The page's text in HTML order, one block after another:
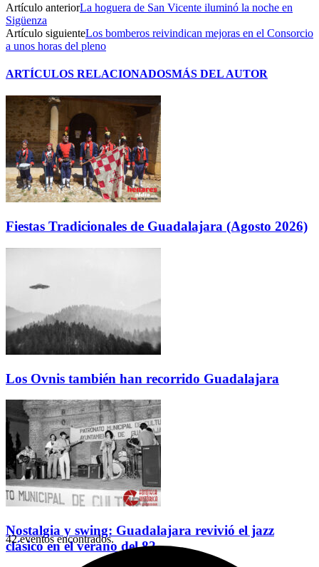
Artículo anteriorLa hoguera de San Vicente iluminó la noche en
Sigüenza
Artículo siguienteLos bomberos reivindican mejoras en el Consorcio
a unos horas del pleno
ARTÍCULOS RELACIONADOSMÁS DEL AUTOR
Fiestas Tradicionales de Guadalajara (Agosto 2026)
Los Ovnis también han recorrido Guadalajara
Nostalgia y swing: Guadalajara revivió el jazz
clásico en el verano del 82
42 eventos encontrados.